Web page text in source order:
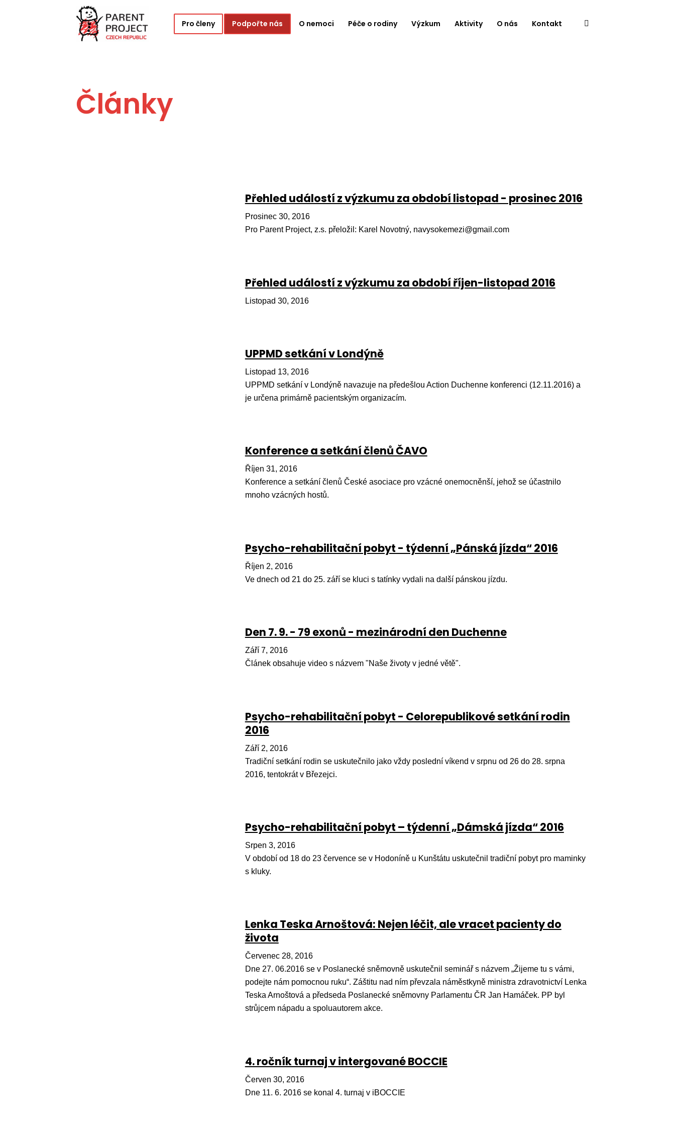
Pro členy Podpořte nás O nemoci Péče o rodiny Výzkum Aktivity O nás Kontakt
Články
Přehled událostí z výzkumu za období listopad - prosinec 2016
Prosinec 30, 2016
Pro Parent Project, z.s. přeložil: Karel Novotný, navysokemezi@gmail.com
Přehled událostí z výzkumu za období říjen-listopad 2016
Listopad 30, 2016
UPPMD setkání v Londýně
Listopad 13, 2016
UPPMD setkání v Londýně navazuje na předešlou Action Duchenne konferenci (12.11.2016) a
je určena primárně pacientským organizacím.
Konference a setkání členů ČAVO
Říjen 31, 2016
Konference a setkání členů České asociace pro vzácné onemocněnší, jehož se účastnilo
mnoho vzácných hostů.
Psycho-rehabilitační pobyt - týdenní „Pánská jízda“ 2016
Říjen 2, 2016
Ve dnech od 21 do 25. září se kluci s tatínky vydali na další pánskou jízdu.
Den 7. 9. - 79 exonů - mezinárodní den Duchenne
Září 7, 2016
Článek obsahuje video s názvem "Naše životy v jedné větě".
Psycho-rehabilitační pobyt - Celorepublikové setkání rodin
2016
Září 2, 2016
Tradiční setkání rodin se uskutečnilo jako vždy poslední víkend v srpnu od 26 do 28. srpna
2016, tentokrát v Březejci.
Psycho-rehabilitační pobyt – týdenní „Dámská jízda“ 2016
Srpen 3, 2016
V období od 18 do 23 července se v Hodoníně u Kunštátu uskutečnil tradiční pobyt pro maminky
s kluky.
Lenka Teska Arnoštová: Nejen léčit, ale vracet pacienty do
života
Červenec 28, 2016
Dne 27. 06.2016 se v Poslanecké sněmovně uskutečnil seminář s názvem „Žijeme tu s vámi,
podejte nám pomocnou ruku“. Záštitu nad ním převzala náměstkyně ministra zdravotnictví Lenka
Teska Arnoštová a předseda Poslanecké sněmovny Parlamentu ČR Jan Hamáček. PP byl
strůjcem nápadu a spoluautorem akce.
4. ročník turnaj v intergované BOCCIE
Červen 30, 2016
Dne 11. 6. 2016 se konal 4. turnaj v iBOCCIE